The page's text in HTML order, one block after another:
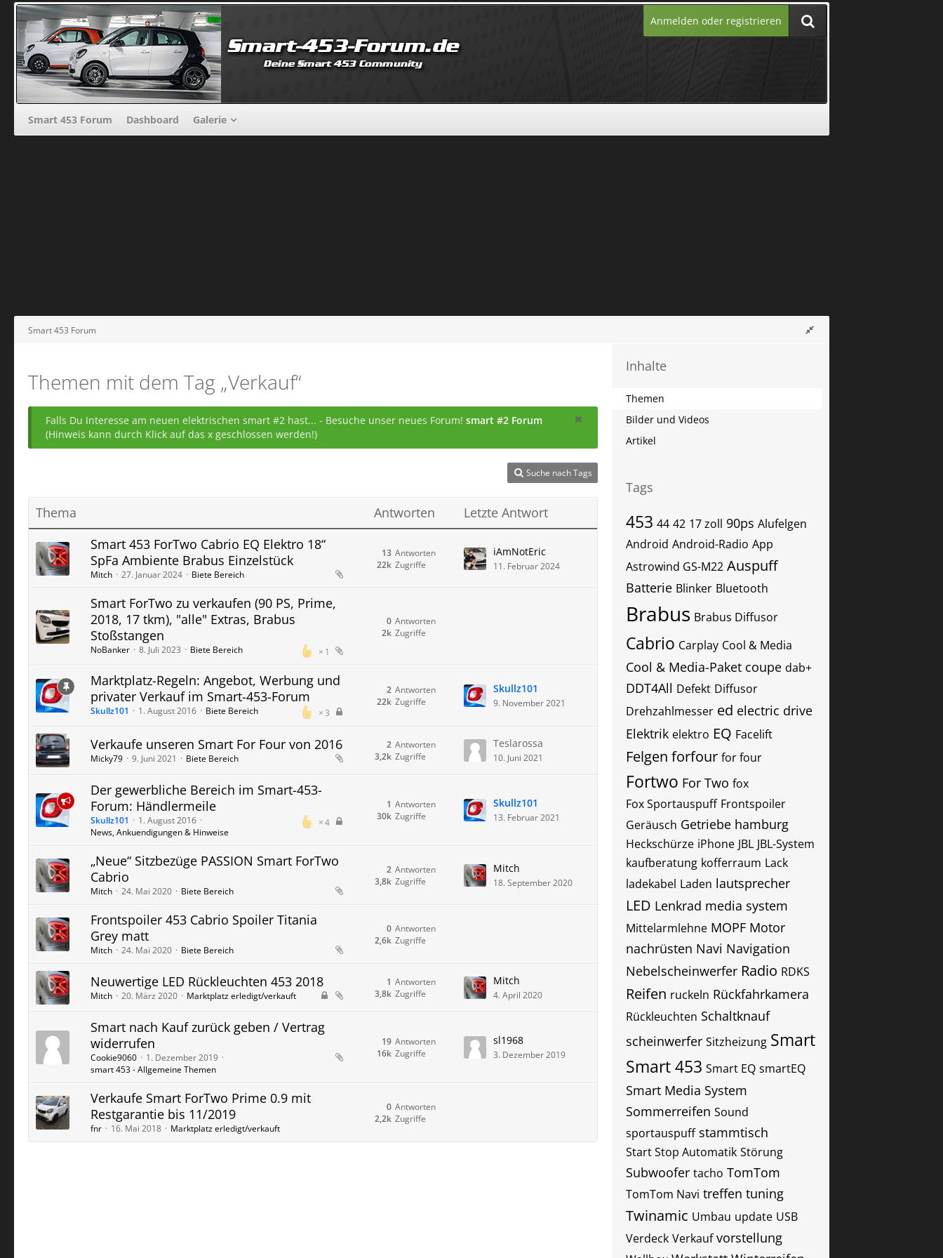
Anmelden oder registrieren
Smart 453 Forum Dashboard Galerie
Smart 453 Forum
Themen mit dem Tag „Verkauf“
Falls Du Interesse am neuen elektrischen smart #2 hast... - Besuche unser neues Forum! smart #2 Forum
(Hinweis kann durch Klick auf das x geschlossen werden!)
Suche nach Tags
Thema Antworten
Letzte Antwort
Smart 453 ForTwo Cabrio EQ Elektro 18“
SpFa Ambiente Brabus Einzelstück
Mitch 27. Januar 2024 Biete Bereich
Antworten
13
Zugriffe
22k
iAmNotEric
11. Februar 2024
Smart ForTwo zu verkaufen (90 PS, Prime,
2018, 17 tkm), "alle" Extras, Brabus
Stoßstangen
1
NoBanker 8. Juli 2023 Biete Bereich
Antworten
0
Zugriffe
2k
Marktplatz-Regeln: Angebot, Werbung und
privater Verkauf im Smart-453-Forum
3
Skullz101 1. August 2016 Biete Bereich
Antworten
2
Zugriffe
22k
Skullz101
9. November 2021
Verkaufe unseren Smart For Four von 2016
Micky79 9. Juni 2021 Biete Bereich
Antworten
2
Zugriffe
3,2k
Teslarossa
10. Juni 2021
Der gewerbliche Bereich im Smart-453-
Forum: Händlermeile
4
Skullz101
1. August 2016
News, Ankuendigungen & Hinweise
Antworten
1
Zugriffe
30k
Skullz101
13. Februar 2021
„Neue“ Sitzbezüge PASSION Smart ForTwo
Cabrio
Mitch 24. Mai 2020 Biete Bereich
Antworten
2
Zugriffe
3,8k
Mitch
18. September 2020
Frontspoiler 453 Cabrio Spoiler Titania
Grey matt
Mitch 24. Mai 2020 Biete Bereich
Antworten
0
Zugriffe
2,6k
Neuwertige LED Rückleuchten 453 2018
Mitch 20. März 2020 Marktplatz erledigt/verkauft
Antworten
1
Zugriffe
3,8k
Mitch
4. April 2020
Smart nach Kauf zurück geben / Vertrag
widerrufen
Cookie9060
1. Dezember 2019
smart 453 - Allgemeine Themen
Antworten
19
Zugriffe
16k
sl1968
3. Dezember 2019
Verkaufe Smart ForTwo Prime 0.9 mit
Restgarantie bis 11/2019
fnr 16. Mai 2018 Marktplatz erledigt/verkauft
Antworten
0
Zugriffe
2,2k
Inhalte
Themen
Bilder und Videos
Artikel
Tags
453 44 42 17 zoll 90ps Alufelgen
Android Android-Radio App
Astrowind GS-M22 Auspuff
Batterie Blinker Bluetooth
Brabus Brabus Diffusor
Cabrio Carplay Cool & Media
Cool & Media-Paket coupe dab+
DDT4All Defekt Diffusor
Drehzahlmesser ed electric drive
Elektrik elektro EQ Facelift
Felgen forfour for four
Fortwo For Two fox
Fox Sportauspuff Frontspoiler
Geräusch Getriebe hamburg
Heckschürze iPhone JBL JBL-System
kaufberatung kofferraum Lack
ladekabel Laden lautsprecher
LED Lenkrad media system
Mittelarmlehne MOPF Motor
nachrüsten Navi Navigation
Nebelscheinwerfer Radio RDKS
Reifen ruckeln Rückfahrkamera
Rückleuchten Schaltknauf
scheinwerfer Sitzheizung Smart
Smart 453 Smart EQ smartEQ
Smart Media System
Sommerreifen Sound
sportauspuff stammtisch
Start Stop Automatik Störung
Subwoofer tacho TomTom
TomTom Navi treffen tuning
Twinamic Umbau update USB
Verdeck Verkauf vorstellung